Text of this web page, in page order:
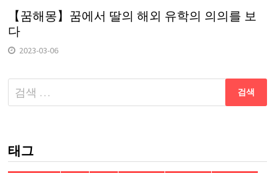
【꿈해몽】꿈에서 딸의 해외 유학의 의의를 보
다
2023-03-06
다
음
태그